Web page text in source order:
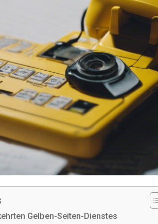
Gelben-Seiten-Dienstes